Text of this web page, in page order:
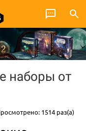
наборы от
1514 раз(а)